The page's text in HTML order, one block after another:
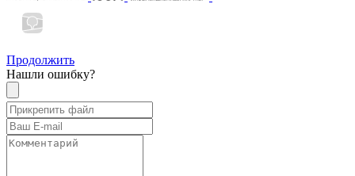
Продолжить
Нашли ошибку?